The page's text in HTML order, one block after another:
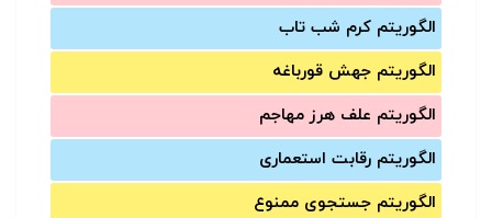
الگوریتم کرم شب تاب
الگوریتم جهش قورباغه
الگوریتم علف هرز مهاجم
الگوریتم رقابت استعماری
الگوریتم جستجوی ممنوع